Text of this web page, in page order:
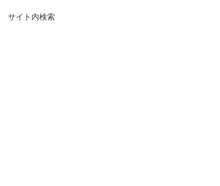
サイト内検索